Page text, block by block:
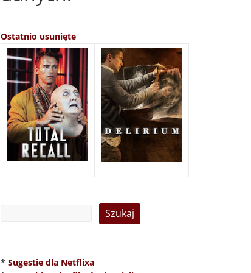
Ostatnio usunięte
* Sugestie dla Netflixa